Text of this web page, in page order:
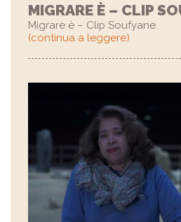
MIGRARE È – CLIP
Migrare è – Clip Soufyane
(continua a leggere)